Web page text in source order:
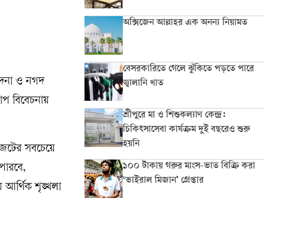
ও নগদ
বিবেচনায়
সবচেয়ে
আর্থিক শৃঙ্খলা
অক্সিজেন আল্লাহর এক অনন্য নিয়ামত
বেসরকারিতে গেলে ঝুঁকিতে পড়তে পারে
জ্বালানি খাত
শ্রীপুরে মা ও শিশুকল্যাণ কেন্দ্র:
চিকিৎসাসেবা কার্যক্রম দুই বছরেও শুরু
হয়নি
১০০ টাকায় গরুর মাংস-ভাত বিক্রি করা
‘ভাইরাল মিজান’ গ্রেপ্তার